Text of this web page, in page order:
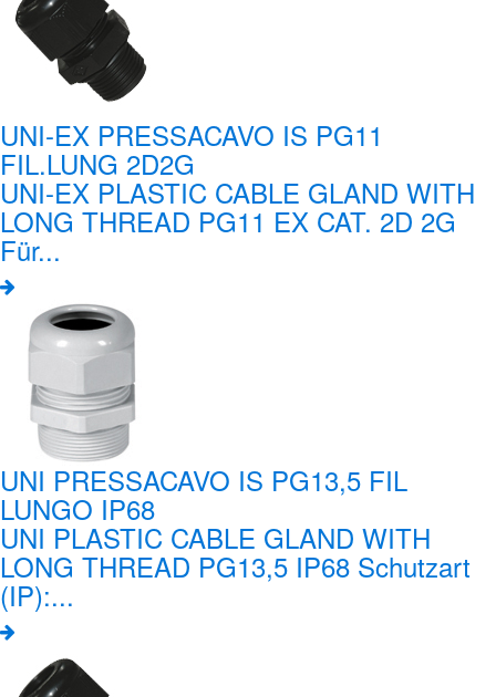
UNI-EX PRESSACAVO IS PG11
FIL.LUNG 2D2G
UNI-EX PLASTIC CABLE GLAND WITH
LONG THREAD PG11 EX CAT. 2D 2G
Für...
UNI PRESSACAVO IS PG13,5 FIL
LUNGO IP68
UNI PLASTIC CABLE GLAND WITH
LONG THREAD PG13,5 IP68 Schutzart
(IP):...